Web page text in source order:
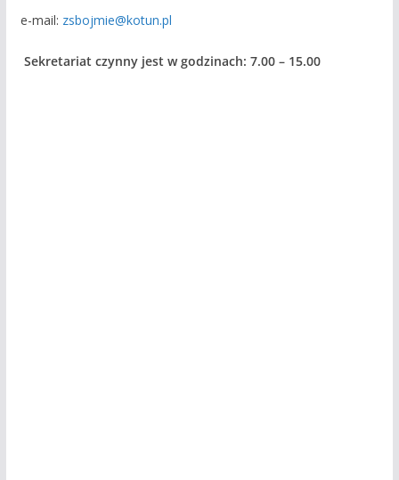
e-mail: zsbojmie@kotun.pl
Sekretariat czynny jest w godzinach: 7.00 – 15.00